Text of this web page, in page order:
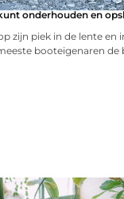
onderhouden en
zijn piek in de lente en
booteigenaren de